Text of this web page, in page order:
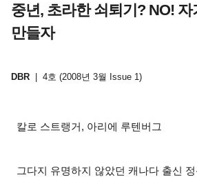
중년, 초라한 쇠퇴기? NO!
만들자
DBR 4호 (2008년 3월 Issue 1)
칼로 스트랭거, 아리에 루텐버그
그다지 유명하지 않았던 캐나다 출신